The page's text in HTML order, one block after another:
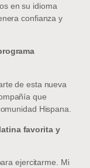
en su idioma
confianza y
de esta nueva
que
Hispana.
favorita y
ejercitarme. Mi